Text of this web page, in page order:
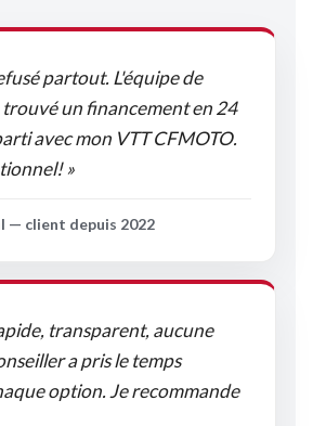
partout. L'équipe de
un financement en 24
avec mon VTT CFMOTO.
»
— client depuis 2022
transparent, aucune
a pris le temps
option. Je recommande